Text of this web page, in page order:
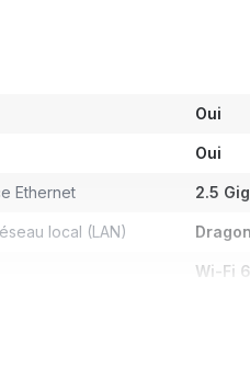
Oui
Oui
Ethernet 2.5
local (LAN)
Wi-Fi